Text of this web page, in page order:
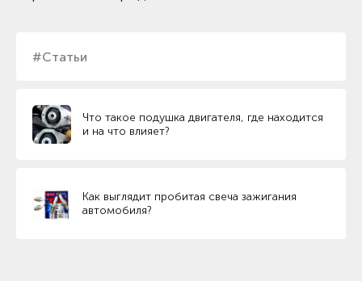
#Статьи
Что такое подушка двигателя, где находится
и на что влияет?
Как выглядит пробитая свеча зажигания
автомобиля?